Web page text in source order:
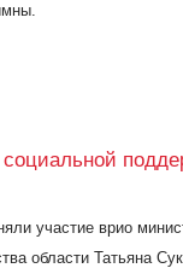
участие врио
области Татьяна